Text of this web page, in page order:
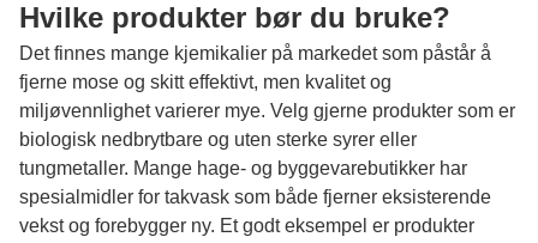
Hvilke produkter bør du bruke?
Det finnes mange kjemikalier på markedet som påstår å
fjerne mose og skitt effektivt, men kvalitet og
miljøvennlighet varierer mye. Velg gjerne produkter som er
biologisk nedbrytbare og uten sterke syrer eller
tungmetaller. Mange hage- og byggevarebutikker har
spesialmidler for takvask som både fjerner eksisterende
vekst og forebygger ny. Et godt eksempel er produkter